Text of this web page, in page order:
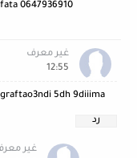
0647936910 itasil bi 3andi bzaf dyl darhm krafata
غير معرف
12:55
5dh 9diiima
رد
غير